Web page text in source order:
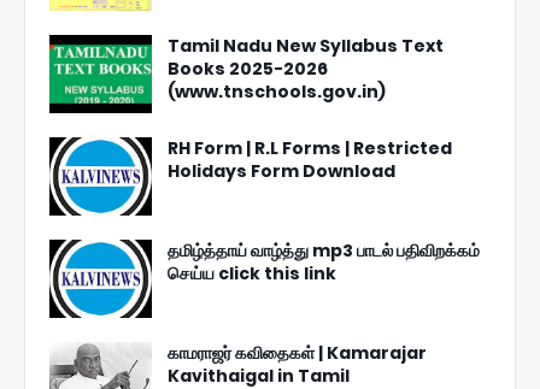
Tamil Nadu New Syllabus Text
Books 2025-2026
(www.tnschools.gov.in)
RH Form | R.L Forms | Restricted
Holidays Form Download
தமிழ்த்தாய் வாழ்த்து mp3 பாடல் பதிவிறக்கம்
செய்ய click this link
காமராஜர் கவிதைகள் | Kamarajar
Kavithaigal in Tamil